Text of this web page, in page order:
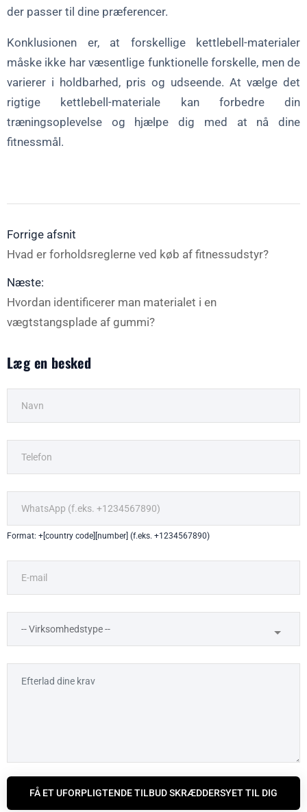
der passer til dine præferencer.
Konklusionen er, at forskellige kettlebell-materialer
måske ikke har væsentlige funktionelle forskelle, men de
varierer i holdbarhed, pris og udseende. At vælge det
rigtige kettlebell-materiale kan forbedre din
træningsoplevelse og hjælpe dig med at nå dine
fitnessmål.
Forrige afsnit
Hvad er forholdsreglerne ved køb af fitnessudstyr?
Næste:
Hvordan identificerer man materialet i en
vægtstangsplade af gummi?
Læg en besked
Format: +[country code][number] (f.eks. +1234567890)
FÅ ET UFORPLIGTENDE TILBUD SKRÆDDERSYET TIL DIG